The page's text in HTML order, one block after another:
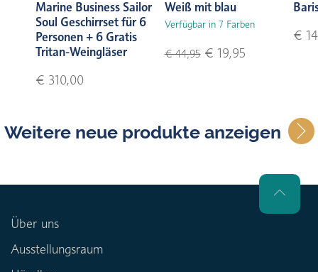
Marine Business Sailor
Soul Geschirrset für 6
Personen + 6 Gratis
Tritan-Weingläser
€ 310,00
Weiß mit blau
Verfügbar in 7 Farben
€ 44,95€ 19,95
€
Weitere neue produkte anzeigen
Über uns
Ausstellungsraum